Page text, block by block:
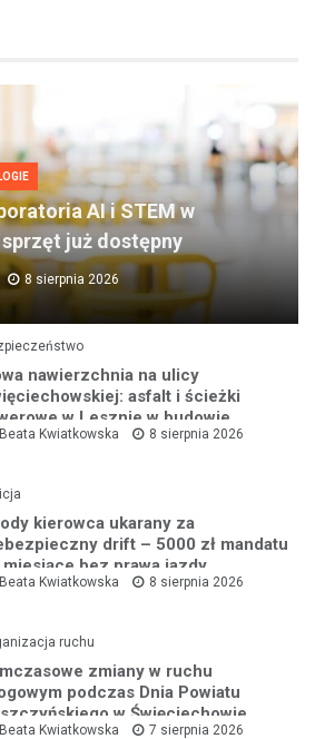
AI i STEM w
już dostępny
8 sierpnia 2026
nawierzchnia na ulicy
asfalt i ścieżki
w Lesznie w budowie
Beata Kwiatkowska 8 sierpnia 2026
kierowca ukarany za
drift – 5000 zł mandatu
miesiące bez prawa jazdy
Beata Kwiatkowska 8 sierpnia 2026
ruchu
zmiany w ruchu
podczas Dnia Powiatu
w Święciechowie
Beata Kwiatkowska 7 sierpnia 2026